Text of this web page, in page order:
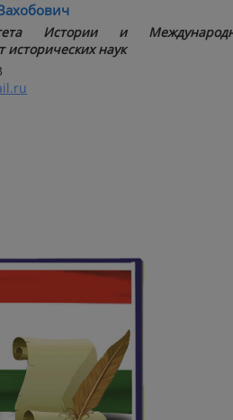
Истории и
наук